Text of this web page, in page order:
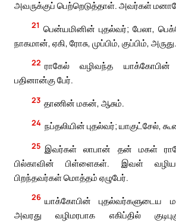
அவருக்குப் பெற்றெடுத்தாள். அவர்கள்
21 பென்யமினின் புதல்வர்; பேலா,
நாகமான், ஏகி, ரோசு, முப்பிம், குப்பிம், அருது.
22 ராகேல் வழிவந்த
பதினான்கு பேர்.
23 தாணின் மகன், ஆசும்.
24 நப்தலியின் புதல்வர்; யாகுட்சேல்,
25 இவர்கள் லாபான் தன் மகள்
பில்காவின் பிள்ளைகள். இவள்
பிறந்தவர்கள் மொத்தம் ஏழுபேர்.
26 யாக்கோபின் புதல்வர்களுடைய
அவரது வழிமரபாக எகிப்தில்